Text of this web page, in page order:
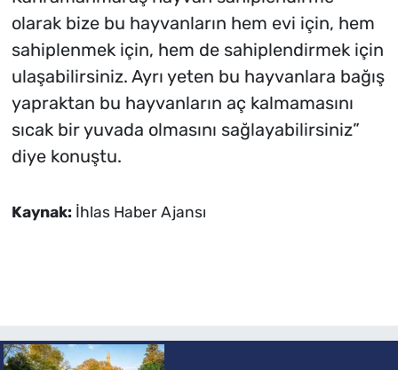
olarak bize bu hayvanların hem evi için, hem
sahiplenmek için, hem de sahiplendirmek için
ulaşabilirsiniz. Ayrı yeten bu hayvanlara bağış
yapraktan bu hayvanların aç kalmamasını
sıcak bir yuvada olmasını sağlayabilirsiniz”
diye konuştu.
Kaynak: İhlas Haber Ajansı